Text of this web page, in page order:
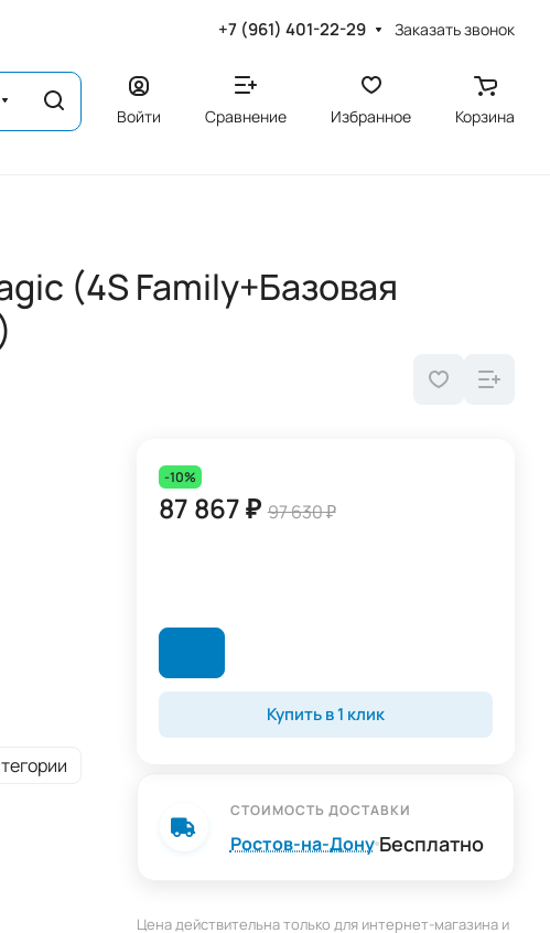
+7 (961) 401-22-29 Заказать звонок
Войти Сравнение Избранное Корзина
(4S Family+Базовая
-10%
87 867 ₽ 97 630 ₽
Купить в 1 клик
СТОИМОСТЬ ДОСТАВКИ
Ростов-на-ДонуБесплатно
Цена действительна только для интернет-магазина и